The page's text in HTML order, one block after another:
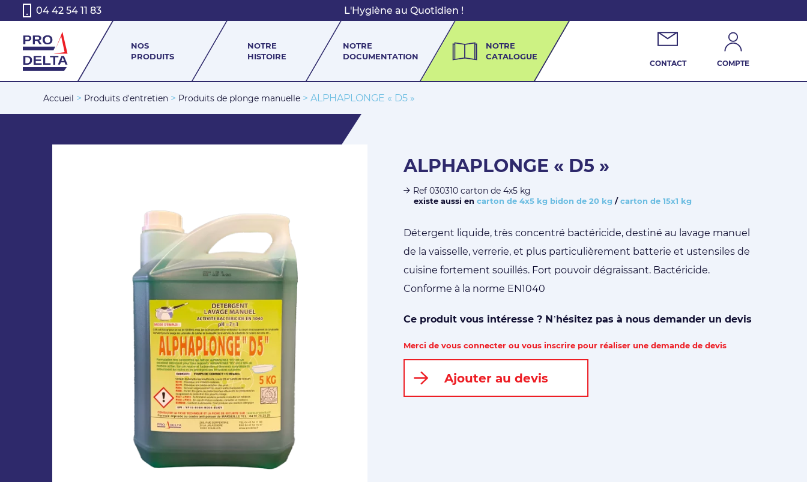
04 42 54 11 83 L'Hygiène au Quotidien !
NOS
PRODUITS
NOTRE
HISTOIRE
NOTRE
DOCUMENTATION
NOTRE
CATALOGUE
CONTACT COMPTE
Accueil > Produits d'entretien > Produits de plonge manuelle > ALPHAPLONGE « D5 »
ALPHAPLONGE « D5 »
Ref 030310 carton de 4x5 kg
existe aussi en carton de 4x5 kg bidon de 20 kg /carton de 15x1 kg
Détergent liquide, très concentré bactéricide, destiné au lavage manuel
de la vaisselle, verrerie, et plus particulièrement batterie et ustensiles de
cuisine fortement souillés. Fort pouvoir dégraissant. Bactéricide.
Conforme à la norme EN1040
Ce produit vous intéresse ? N’hésitez pas à nous demander un devis
Merci de vous connecter ou vous inscrire pour réaliser une demande de devis
Ajouter au devis